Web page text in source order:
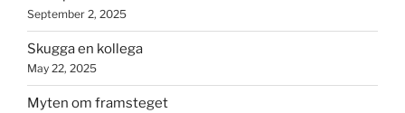
September 2, 2025
Skugga en kollega
May 22, 2025
Myten om framsteget